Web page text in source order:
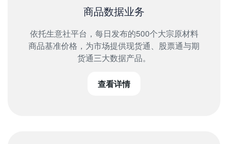
商品数据业务
依托生意社平台，每日发布的500个大宗原材料
商品基准价格，为市场提供现货通、股票通与期
货通三大数据产品。
查看详情